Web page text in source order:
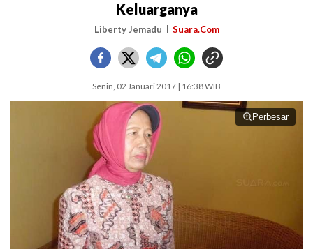
Keluarganya
Liberty Jemadu Suara.Com
Senin, 02 Januari 2017 | 16:38 WIB
Perbesar